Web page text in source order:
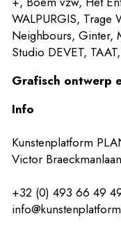
WALPURGIS, Trage
Neighbours, Ginter,
Studio DEVET,
Grafisch ontwerp
Info
Kunstenplatform
Victor
+32 (0) 493 66 49